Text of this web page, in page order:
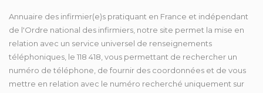
Annuaire des infirmier(e)s pratiquant en France et indépendant
de l'Ordre national des infirmiers, notre site permet la mise en
relation avec un service universel de renseignements
téléphoniques, le 118 418, vous permettant de rechercher un
numéro de téléphone, de fournir des coordonnées et de vous
mettre en relation avec le numéro recherché uniquement sur